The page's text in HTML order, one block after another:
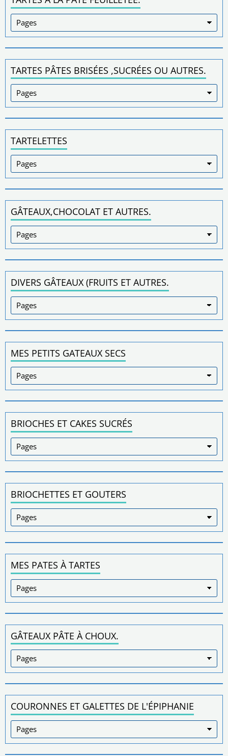
TARTES PÂTES BRISÉES ,SUCRÉES OU AUTRES.
TARTELETTES
GÂTEAUX,CHOCOLAT ET AUTRES.
DIVERS GÂTEAUX (FRUITS ET AUTRES.
MES PETITS GATEAUX SECS
BRIOCHES ET CAKES SUCRÉS
BRIOCHETTES ET GOUTERS
MES PATES À TARTES
GÂTEAUX PÂTE À CHOUX.
COURONNES ET GALETTES DE L'ÉPIPHANIE